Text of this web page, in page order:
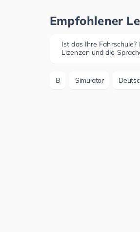
Empfohlener
Ist das Ihre
Lizenzen und die
B Simulator